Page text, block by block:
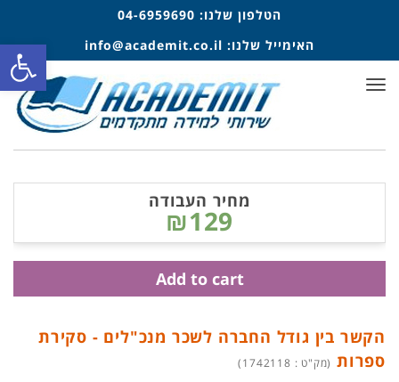
הטלפון שלנו: 04-6959690
האימייל שלנו: info@academit.co.il
תפריט
הקשר בין גודל החברה לשכר מנכ"לים - סקירת
ספרות (מק"ט : 1742118)
מחיר העבודה
₪129
Add to cart
פתח